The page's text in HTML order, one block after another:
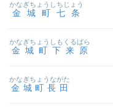
金城町七条
かなぎちょうしちじょう
金城町下来原
かなぎちょうしもくるばら
金城町長田
かなぎちょうながた